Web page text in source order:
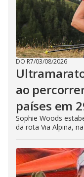
DO R7/03/08/2026
ao
países em
Sophie Woods
da rota Via Alpina,